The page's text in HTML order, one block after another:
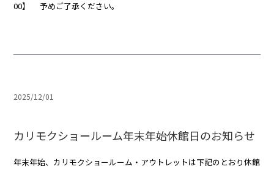
00】 予めご了承ください。
2025/12/01
カリモクショールーム年末年始休館日のお知らせ
年末年始、カリモクショールーム・アウトレットは下記のとおり休館